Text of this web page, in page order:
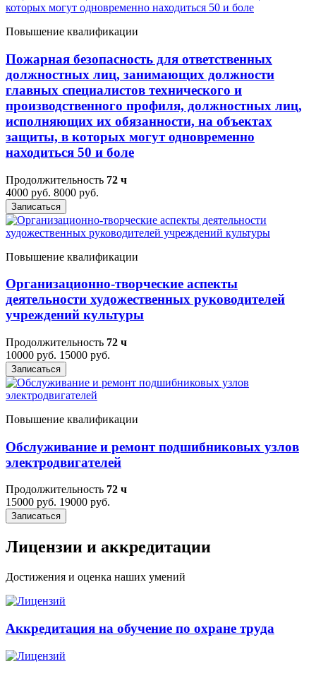
Повышение квалификации
Пожарная безопасность для ответственных
должностных лиц, занимающих должности
главных специалистов технического и
производственного профиля, должностных лиц,
исполняющих их обязанности, на объектах
защиты, в которых могут одновременно
находиться 50 и боле
Продолжительность 72 ч
4000 руб. 8000 руб.
Записаться
Повышение квалификации
Организационно-творческие аспекты
деятельности художественных руководителей
учреждений культуры
Продолжительность 72 ч
10000 руб. 15000 руб.
Записаться
Повышение квалификации
Обслуживание и ремонт подшибниковых узлов
электродвигателей
Продолжительность 72 ч
15000 руб. 19000 руб.
Записаться
Лицензии и аккредитации
Достижения и оценка наших умений
Аккредитация на обучение по охране труда